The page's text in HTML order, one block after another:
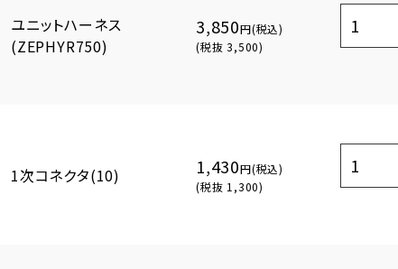
ユニットハーネス
(ZEPHYR750)
3,850円(税込)
(税抜 3,500)
1次コネクタ(10) 1,430円(税込)
(税抜 1,300)